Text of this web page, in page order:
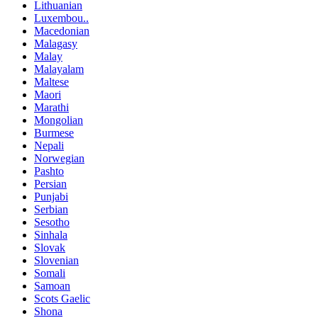
Lithuanian
Luxembou..
Macedonian
Malagasy
Malay
Malayalam
Maltese
Maori
Marathi
Mongolian
Burmese
Nepali
Norwegian
Pashto
Persian
Punjabi
Serbian
Sesotho
Sinhala
Slovak
Slovenian
Somali
Samoan
Scots Gaelic
Shona